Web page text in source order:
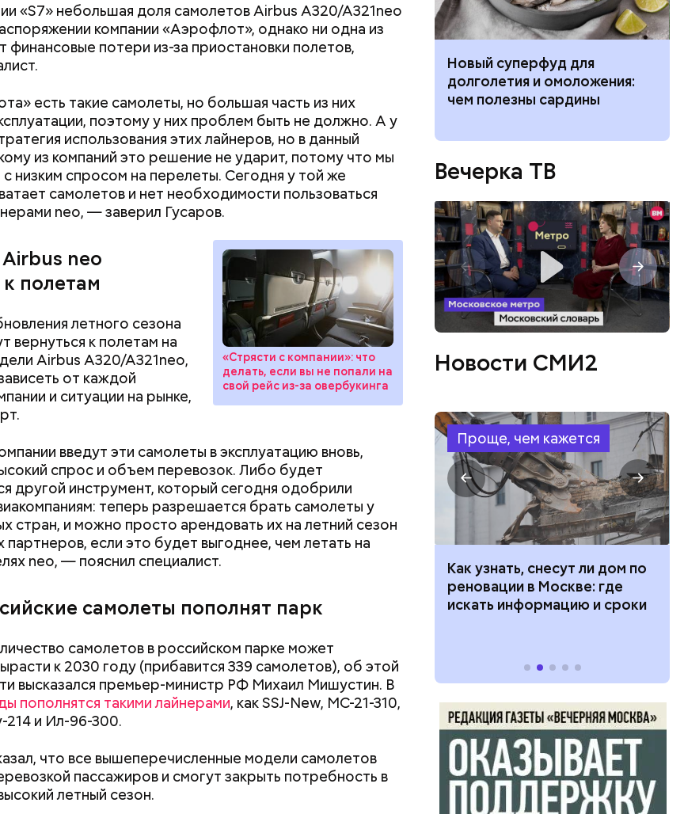
«S7» небольшая доля самолетов Airbus A320/A321neo
компании «Аэрофлот», однако ни одна из
финансовые потери из-за приостановки полетов,
есть такие самолеты, но большая часть из них
поэтому у них проблем быть не должно. А у
использования этих лайнеров, но в данный
из компаний это решение не ударит, потому что мы
низким спросом на перелеты. Сегодня у той же
самолетов и нет необходимости пользоваться
neo, — заверил Гусаров.
«Стрясти с компании»: что
делать, если вы не попали на
свой рейс из-за овербукинга
neo
к полетам
летного сезона
вернуться к полетам на
Airbus A320/A321neo,
от каждой
и ситуации на рынке,
введут эти самолеты в эксплуатацию вновь,
спрос и объем перевозок. Либо будет
другой инструмент, который сегодня одобрили
теперь разрешается брать самолеты у
стран, и можно просто арендовать их на летний сезон
партнеров, если это будет выгоднее, чем летать на
neo, — пояснил специалист.
самолеты пополнят парк
самолетов в российском парке может
к 2030 году (прибавится 339 самолетов), об этой
высказался премьер-министр РФ Михаил Мишустин. В
пополнятся такими лайнерами, как SSJ-New, МС-21-310,
214 и Ил-96-300.
что все вышеперечисленные модели самолетов
пассажиров и смогут закрыть потребность в
летный сезон.
кубиками, нужно легко обжарить на
добавляются зелень петрушки, чеснок, соль и
Получается очень вкусно, — поделился рецептом
предупредила: не для всех дыня может быть
очередь ее стоит есть с осторожностью людям:
замок, тигра
площадок для
досуга в Москве
которые облегчат жизнь
школьнику
Новый суперфуд для
долголетия и омоложения:
чем полезны сардины
Вечерка ТВ
Новости СМИ2
Проще, чем кажется
поменять батареи дома и
Как получить до 100 тысяч
трудной ситуации: кто может
претендовать и какие нужны
документы
Как узнать, снесут ли дом по
реновации в Москве: где
искать информацию и сроки